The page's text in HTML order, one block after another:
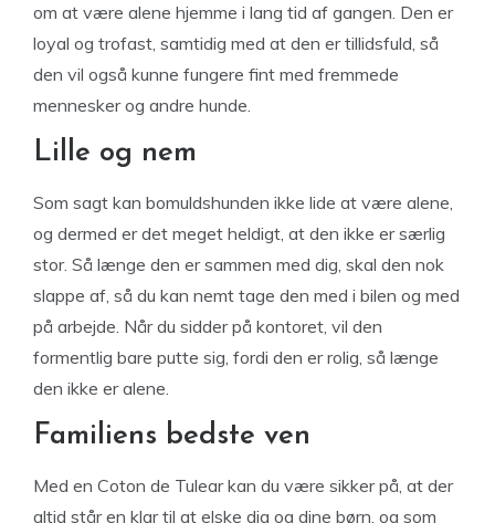
om at være alene hjemme i lang tid af gangen. Den er
loyal og trofast, samtidig med at den er tillidsfuld, så
den vil også kunne fungere fint med fremmede
mennesker og andre hunde.
Lille og nem
Som sagt kan bomuldshunden ikke lide at være alene,
og dermed er det meget heldigt, at den ikke er særlig
stor. Så længe den er sammen med dig, skal den nok
slappe af, så du kan nemt tage den med i bilen og med
på arbejde. Når du sidder på kontoret, vil den
formentlig bare putte sig, fordi den er rolig, så længe
den ikke er alene.
Familiens bedste ven
Med en Coton de Tulear kan du være sikker på, at der
altid står en klar til at elske dig og dine børn, og som